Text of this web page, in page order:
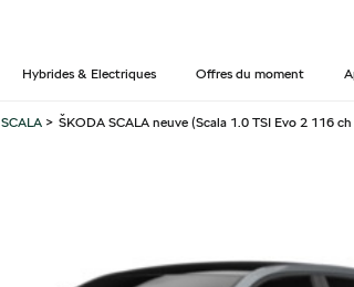
Hybrides & Electriques Offres du moment
SCALA > ŠKODA SCALA neuve (Scala 1.0 TSI Evo 2 116